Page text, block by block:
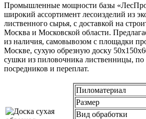
Промышленные мощности базы
широкий ассортимент лесоизделий из
лиственного сырья, с доставкой на
Москва и Московской области.
из наличия, самовывозом с площадки
Москве, сухую обрезную доску
сушки из пиловочника лиственницы, по
посредников и переплат.
Пиломатериал
Размер
Вид обработки